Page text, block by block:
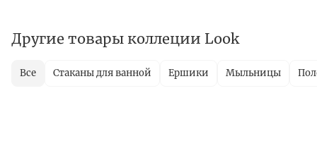
Другие товары коллеции Look
Все Стаканы для ванной Ершики Мыльницы